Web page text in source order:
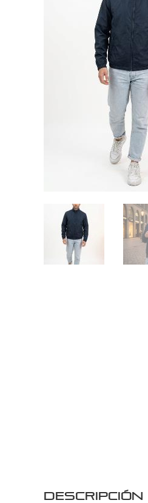
Descripción